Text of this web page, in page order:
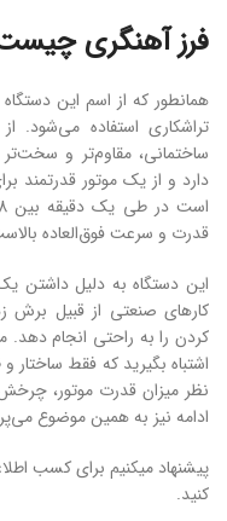
فرز آهنگری
همانطور که از اسم این
تراشکاری استفاده
ساختمانی، مقاوم‌تر و
دارد و از یک موتور قدرتمند
قدرت و سرعت فوق‌العاده
این دستگاه به دلیل داشتن
کارهای صنعتی از قبیل
کردن را به راحتی انجام دهد.
اشتباه بگیرید که فقط ساختار
نظر میزان قدرت موتور، چرخش
ادامه نیز به همین موضوع
پیشنهاد میکنیم برای کسب
کنید.